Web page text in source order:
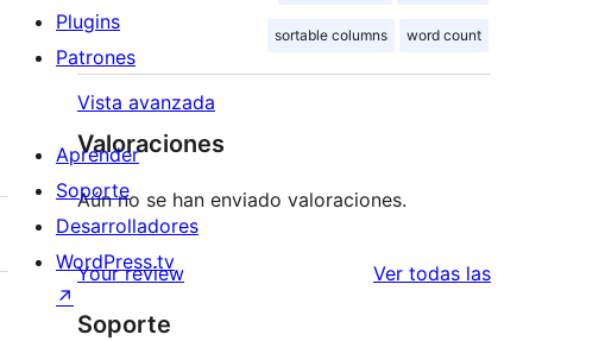
sortable columns word count
Vista avanzada
Valoraciones
Aún no se han enviado valoraciones.
Your review Ver todas lasvaloraciones
Soporte
Plugins
Patrones
Aprender
Soporte
Desarrolladores
WordPress.tv
↗